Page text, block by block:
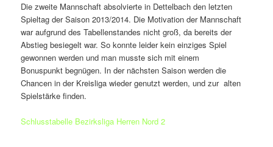
Die zweite Mannschaft absolvierte in Dettelbach den letzten
Spieltag der Saison 2013/2014. Die Motivation der Mannschaft
war aufgrund des Tabellenstandes nicht groß, da bereits der
Abstieg besiegelt war. So konnte leider kein einziges Spiel
gewonnen werden und man musste sich mit einem
Bonuspunkt begnügen. In der nächsten Saison werden die
Chancen in der Kreisliga wieder genutzt werden, und zur alten
Spielstärke finden.
Schlusstabelle Bezirksliga Herren Nord 2